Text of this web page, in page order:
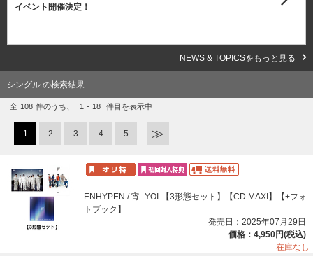
イベント開催決定！
NEWS & TOPICSをもっと見る
シングル の検索結果
全 108 件のうち、 1 - 18 件目を表示中
1 2 3 4 5 ..
ENHYPEN / 宵 -YOI-【3形態セット】【CD MAXI】【+フォ
トブック】
発売日：2025年07月29日
価格：4,950円(税込)
在庫なし